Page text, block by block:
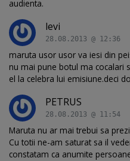
audienta.
levi
28.08.2013 @ 12:36
maruta usor usor va iesi din
nu mai pune botul ma cocalari
el la celebra lui emisiune.deci
PETRUS
28.08.2013 @ 11:54
Maruta nu ar mai trebui sa
Cu totii ne-am saturat sa il
constatam ca anumite